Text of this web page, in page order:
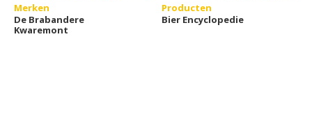
Merken
De Brabandere
Kwaremont
Producten
Bier Encyclopedie